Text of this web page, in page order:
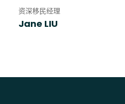
资深移民经理
Jane LIU